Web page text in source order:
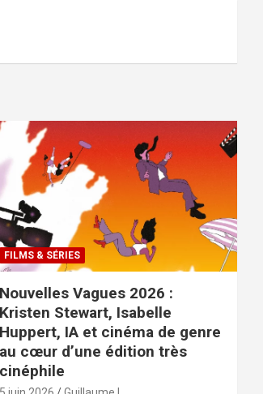
FILMS & SÉRIES
Nouvelles Vagues 2026 :
Kristen Stewart, Isabelle
Huppert, IA et cinéma de genre
au cœur d’une édition très
cinéphile